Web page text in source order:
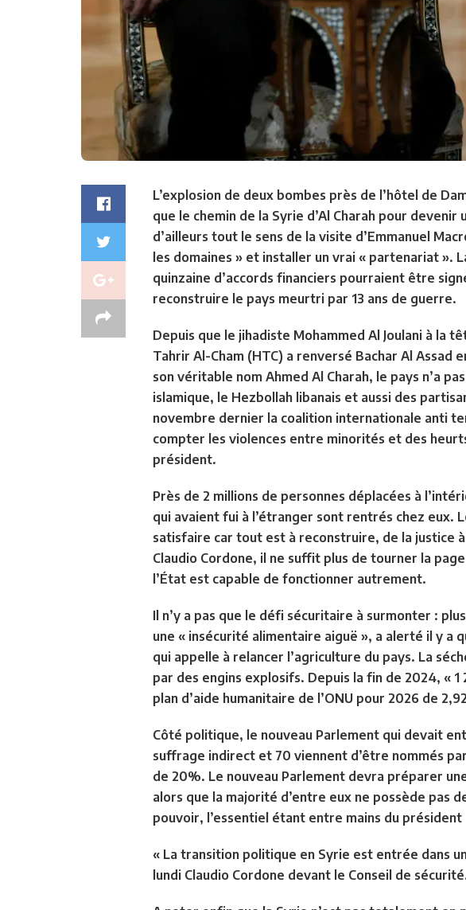
L’explosion de deux bombes près de l’hôtel de
que le chemin de la Syrie d’Al Charah pour
d’ailleurs tout le sens de la visite d’Emmanuel
les domaines » et installer un vrai « partenariat ».
quinzaine d’accords financiers pourraient être
reconstruire le pays meurtri par 13 ans de guerre.
Depuis que le jihadiste Mohammed Al Joulani à la
Tahrir Al-Cham (HTC) a renversé Bachar Al
son véritable nom Ahmed Al Charah, le pays n’a
islamique, le Hezbollah libanais et aussi des
novembre dernier la coalition internationale anti
compter les violences entre minorités et des
président.
Près de 2 millions de personnes déplacées à
qui avaient fui à l’étranger sont rentrés chez eux.
satisfaire car tout est à reconstruire, de la justice à
Claudio Cordone, il ne suffit plus de tourner la
l’État est capable de fonctionner autrement.
Il n’y a pas que le défi sécuritaire à surmonter :
une « insécurité alimentaire aiguë », a alerté il y a
qui appelle à relancer l’agriculture du pays. La
par des engins explosifs. Depuis la fin de 2024, «
plan d’aide humanitaire de l’ONU pour 2026 de
Côté politique, le nouveau Parlement qui devait
suffrage indirect et 70 viennent d’être nommés
de 20%. Le nouveau Parlement devra préparer
alors que la majorité d’entre eux ne possède pas
pouvoir, l’essentiel étant entre mains du président
« La transition politique en Syrie est entrée dans
lundi Claudio Cordone devant le Conseil de